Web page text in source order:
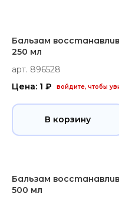
Бальзам
250 мл
арт. 896528
Цена: 1 ₽
войдите, чтобы
В корзину
Бальзам
500 мл